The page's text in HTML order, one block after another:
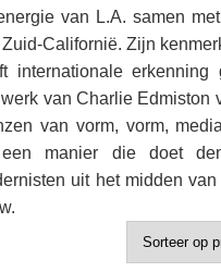
van L.A. samen
Californië. Zijn
internationale erkenning
werk van Charlie Edmiston
van vorm, vorm,
manier die doet
uit het midden